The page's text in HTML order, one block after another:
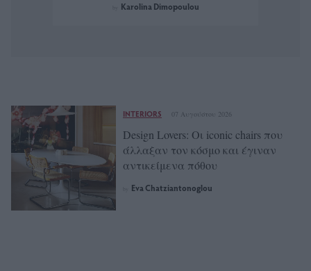
Karolina Dimopoulou
INTERIORS 07 Αυγούστου 2026
Design Lovers: Οι iconic chairs που
άλλαξαν τον κόσμο και έγιναν
αντικείμενα πόθου
Eva Chatziantonoglou